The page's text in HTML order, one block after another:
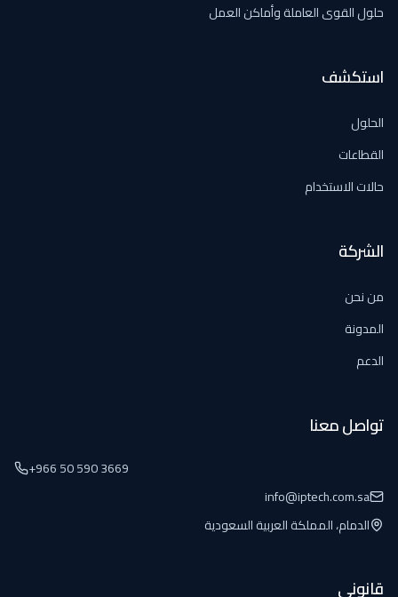
حلول القوى العاملة وأماكن العمل
استكشف
الحلول
القطاعات
حالات الاستخدام
الشركة
من نحن
المدونة
الدعم
تواصل معنا
+966 50 590 3669
info@iptech.com.sa
الدمام، المملكة العربية السعودية
قانوني